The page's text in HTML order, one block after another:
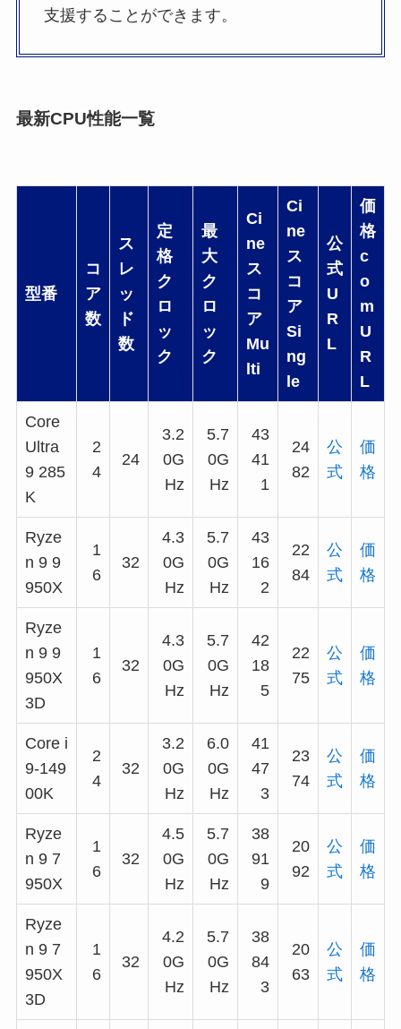
支援することができます。
最新CPU性能一覧
型番
コ
ア
数
ス
レ
ッ
ド
数
定
格
ク
ロ
ッ
ク
最
大
ク
ロ
ッ
ク
Ci
ne
ス
コ
ア
Mu
lti
Ci
ne
ス
コ
ア
Si
ng
le
公
式
U
R
L
価
格
c
o
m
U
R
L
Core
Ultra
9 285
K
2
4
24
3.2
0G
Hz
5.7
0G
Hz
43
41
1
24
82
公
式
価
格
Ryze
n 9 9
950X
1
6
32
4.3
0G
Hz
5.7
0G
Hz
43
16
2
22
84
公
式
価
格
Ryze
n 9 9
950X
3D
1
6
32
4.3
0G
Hz
5.7
0G
Hz
42
18
5
22
75
公
式
価
格
Core i
9-149
00K
2
4
32
3.2
0G
Hz
6.0
0G
Hz
41
47
3
23
74
公
式
価
格
Ryze
n 9 7
950X
1
6
32
4.5
0G
Hz
5.7
0G
Hz
38
91
9
20
92
公
式
価
格
Ryze
n 9 7
950X
3D
1
6
32
4.2
0G
Hz
5.7
0G
Hz
38
84
3
20
63
公
式
価
格